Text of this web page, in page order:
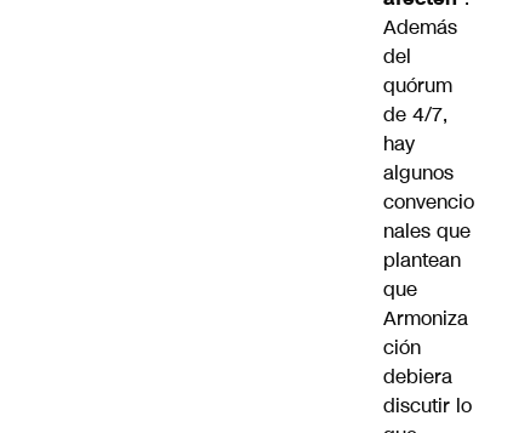
Además
del
quórum
de 4/7,
hay
algunos
convencio
nales que
plantean
que
Armoniza
ción
debiera
discutir lo